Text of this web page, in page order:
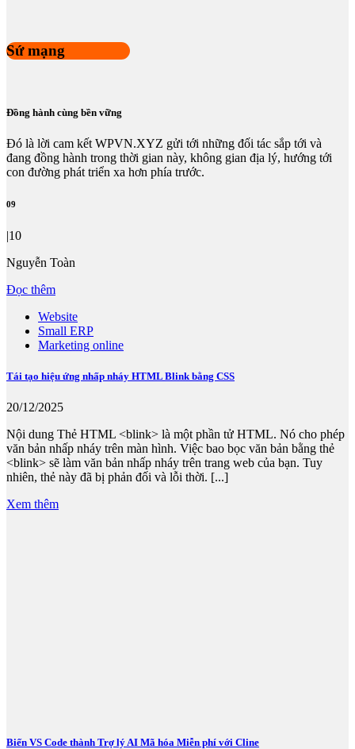
Sứ mạng
Đồng hành cùng bền vững
Đó là lời cam kết WPVN.XYZ gửi tới những đối tác sắp tới và
đang đồng hành trong thời gian này, không gian địa lý, hướng tới
con đường phát triển xa hơn phía trước.
09
|10
Nguyễn Toàn
Đọc thêm
Website
Small ERP
Marketing online
Tái tạo hiệu ứng nhấp nháy HTML Blink bằng CSS
20/12/2025
Nội dung Thẻ HTML <blink> là một phần tử HTML. Nó cho phép
văn bản nhấp nháy trên màn hình. Việc bao bọc văn bản bằng thẻ
<blink> sẽ làm văn bản nhấp nháy trên trang web của bạn. Tuy
nhiên, thẻ này đã bị phản đối và lỗi thời. [...]
Xem thêm
Biến VS Code thành Trợ lý AI Mã hóa Miễn phí với Cline